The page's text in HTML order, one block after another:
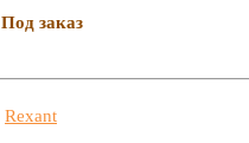
Под заказ
Rexant